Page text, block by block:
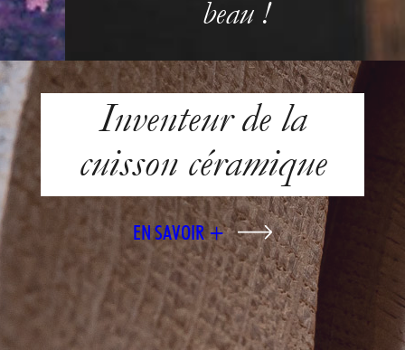
beau !
Inventeur de la
cuisson céramique
EN SAVOIR +